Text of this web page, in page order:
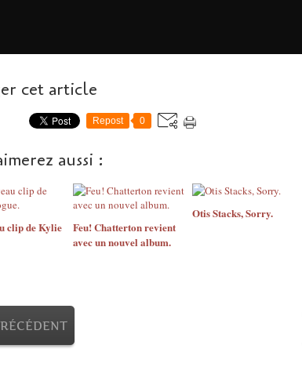
cet article
Repost 0
aussi :
clip de Kylie
Feu! Chatterton revient
avec un nouvel album.
Otis Stacks, Sorry.